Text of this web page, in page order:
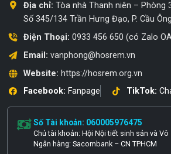
Địa chỉ: Tòa nhà Thanh niên – Phòng
Số 345/134 Trần Hưng Đạo, P. Cầu
Điện Thoại: 0933 456 650 (có Zalo
Email: vanphong@hosrem.vn
Website: https://hosrem.org.vn
Facebook: Fanpage TikTok:
Số Tài khoản: 060005976475
Chủ tài khoản: Hội Nội tiết sinh sản và Vô
Ngân hàng: Sacombank – CN TPHCM